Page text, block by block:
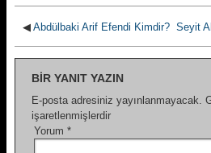
◀ Abdülbaki Arif Efendi Kimdir? Seyit
BIR YANIT YAZIN
E-posta adresiniz yayınlanmayacak.
işaretlenmişlerdir
Yorum *